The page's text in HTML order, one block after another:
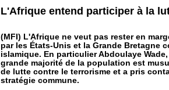
L'Afrique entend participer à la
(MFI) L'Afrique ne veut pas rester en
par les États-Unis et la Grande Bretagne
islamique. En particulier Abdoulaye
grande majorité de la population est
de lutte contre le terrorisme et a pris
stratégie commune.